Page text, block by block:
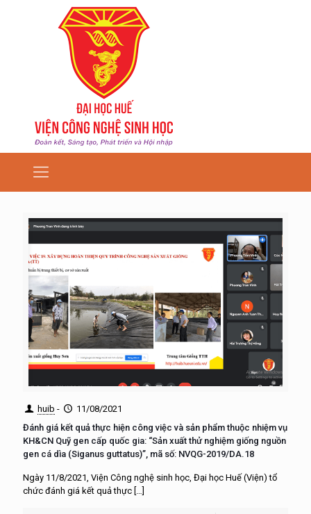
huib -
11/08/2021
Đánh giá kết quả thực hiện công việc và sản phẩm thuộc nhiệm vụ
KH&CN Quỹ gen cấp quốc gia: “Sản xuất thử nghiệm giống nguồn
gen cá dìa (Siganus guttatus)”, mã số: NVQG-2019/DA.18
Ngày 11/8/2021, Viện Công nghệ sinh học, Đại học Huế (Viện) tổ
chức đánh giá kết quả thực